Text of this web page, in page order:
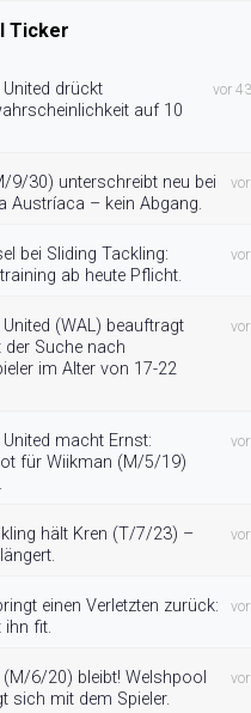
Ticker
drückt
auf 10
vor
9/30) unterschreibt neu bei
Austríaca – kein Abgang.
bei Sliding Tackling:
ab heute Pflicht.
(WAL) beauftragt
Suche nach
im Alter von 17-22
macht Ernst:
für Wiikman (M/5/19)
hält Kren (T/7/23) –
einen Verletzten zurück:
ihn fit.
(M/6/20) bleibt! Welshpool
sich mit dem Spieler.